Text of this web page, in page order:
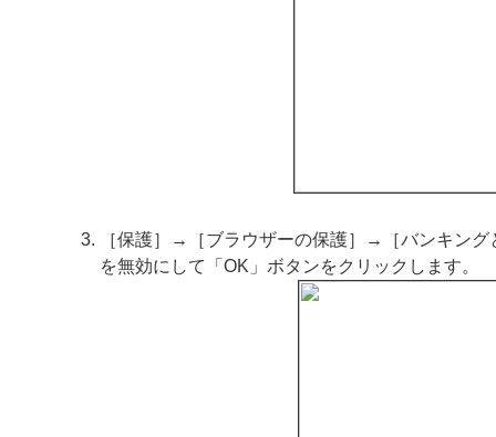
［保護］→［ブラウザーの保護］→［バンキン
を無効にして「OK」ボタンをクリックします。